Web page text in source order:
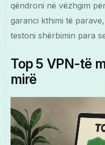
qëndroni në vëzhgim
garanci kthimi të
testoni shërbimin para
Top 5 VPN-të
mirë